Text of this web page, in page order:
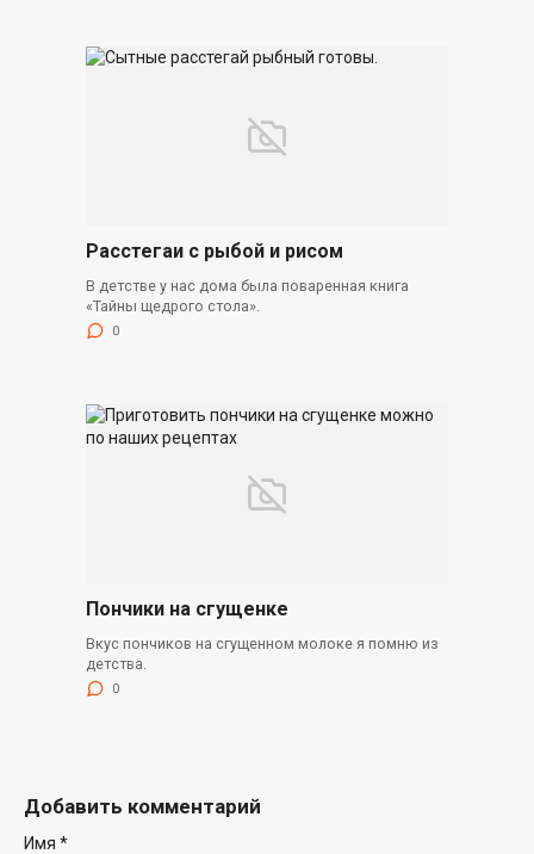
Расстегаи с рыбой и рисом
В детстве у нас дома была поваренная книга
«Тайны щедрого стола».
0
Пончики на сгущенке
Вкус пончиков на сгущенном молоке я помню из
детства.
0
Добавить комментарий
Имя *